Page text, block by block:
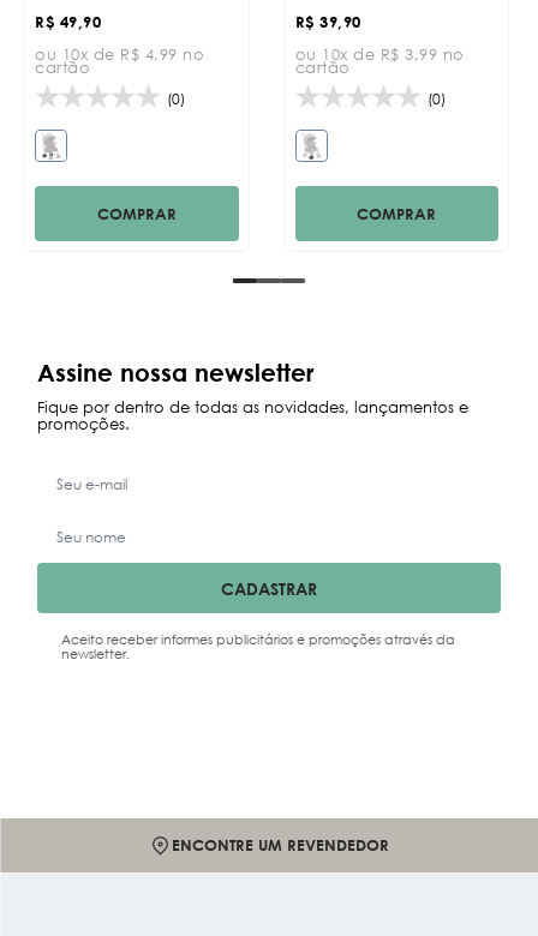
R$ 49,90
ou 10x de R$ 4,99 no
cartão
(0)
COMPRAR
R$ 39,90
ou 10x de R$ 3,99 no
cartão
(0)
COMPRAR
Assine nossa newsletter
Fique por dentro de todas as novidades, lançamentos e
promoções.
CADASTRAR
Aceito receber informes publicitários e promoções através da
newsletter.
ENCONTRE UM REVENDEDOR